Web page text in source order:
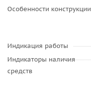
Особенности конструкции
Индикация работы
Индикаторы наличия
средств